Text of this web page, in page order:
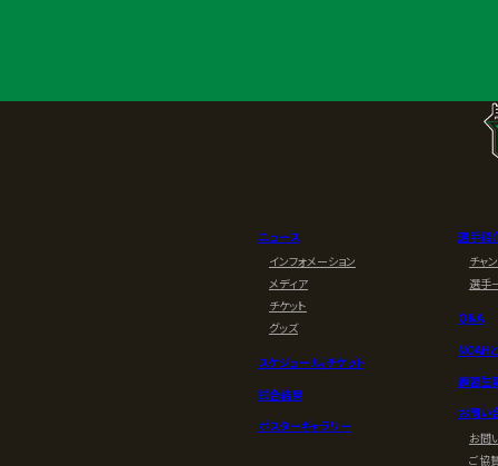
ニュース
インフォメーション
メディア
チケット
グッズ
スケジュール/チケット
試合結果
ポスターギャラリー
選手紹
チャ
選手
Q&A
NOAH
練習生
お問い
お問
ご協